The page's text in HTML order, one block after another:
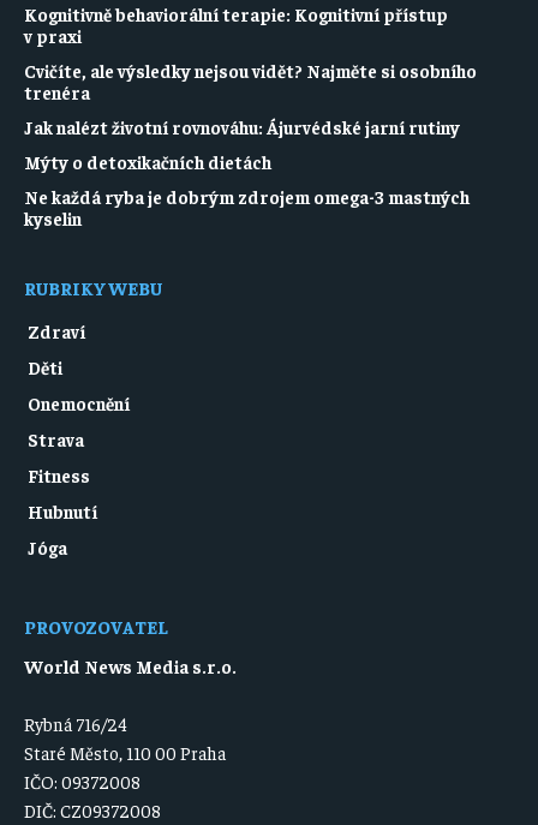
Kognitivně behaviorální terapie: Kognitivní přístup
v praxi
Cvičíte, ale výsledky nejsou vidět? Najměte si osobního
trenéra
Jak nalézt životní rovnováhu: Ájurvédské jarní rutiny
Mýty o detoxikačních dietách
Ne každá ryba je dobrým zdrojem omega-3 mastných
kyselin
RUBRIKY WEBU
Zdraví
Děti
Onemocnění
Strava
Fitness
Hubnutí
Jóga
PROVOZOVATEL
World News Media s.r.o.
Rybná 716/24
Staré Město, 110 00 Praha
IČO: 09372008
DIČ: CZ09372008